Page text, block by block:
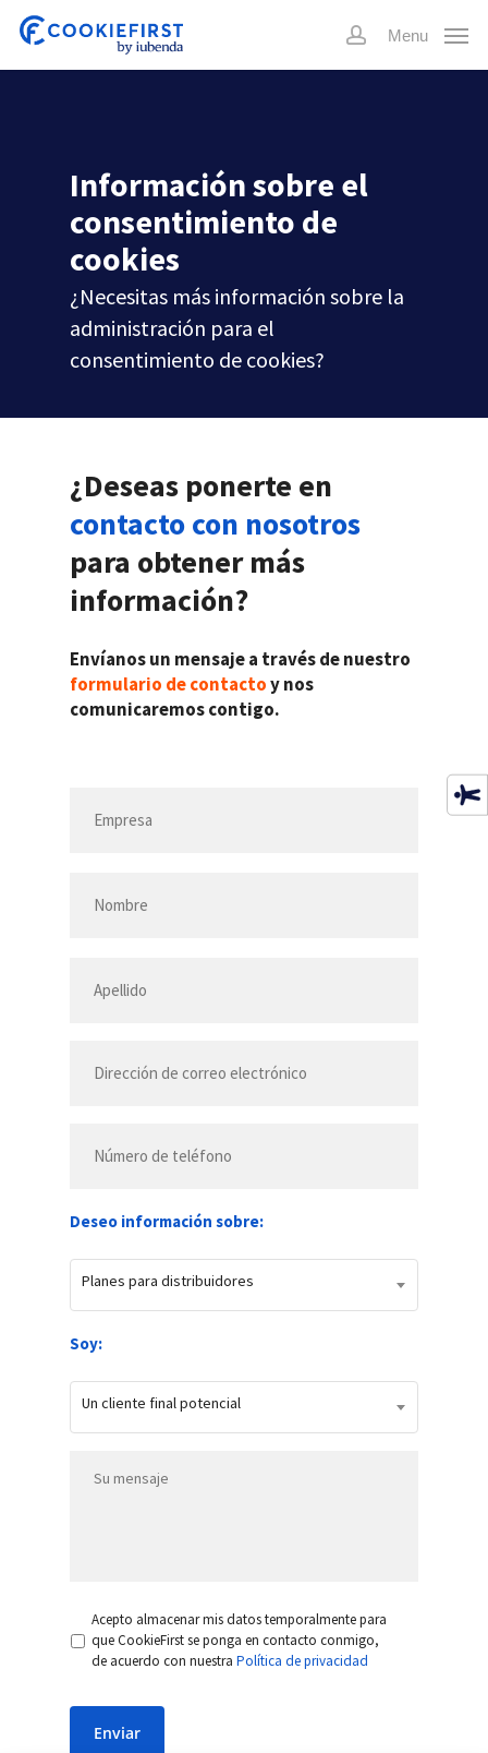
Skip
main
account
Menu
Información sobre el
consentimiento de
cookies
¿Necesitas más información sobre la
administración para el
consentimiento de cookies?
¿Deseas ponerte en
contacto con nosotros
para obtener más
información?
Envíanos un mensaje a través de nuestro
formulario de contactoy nos
comunicaremos contigo.
Deseo información sobre:
Planes para distribuidores
Soy:
Un cliente final potencial
Acepto almacenar mis datos temporalmente para
que CookieFirst se ponga en contacto conmigo,
de acuerdo con nuestraPolítica de privacidad
Enviar